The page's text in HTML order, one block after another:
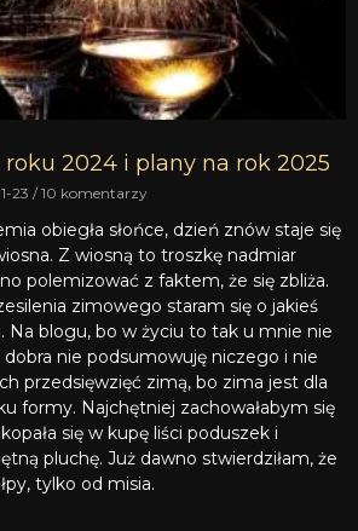
2024 i plany na rok 2025
23 10 komentarzy
obiegła słońce, dzień znów staje się
Z wiosną to troszkę nadmiar
polemizować z faktem, że się zbliża.
zimowego staram się o jakieś
Na blogu, bo w życiu to tak u mnie nie
dobra nie podsumowuję niczego i nie
przedsięwzięć zimą, bo zima jest dla
formy. Najchętniej zachowałabym się
się w kupę liści poduszek i
pluchę. Już dawno stwierdziłam, że
tylko od misia.